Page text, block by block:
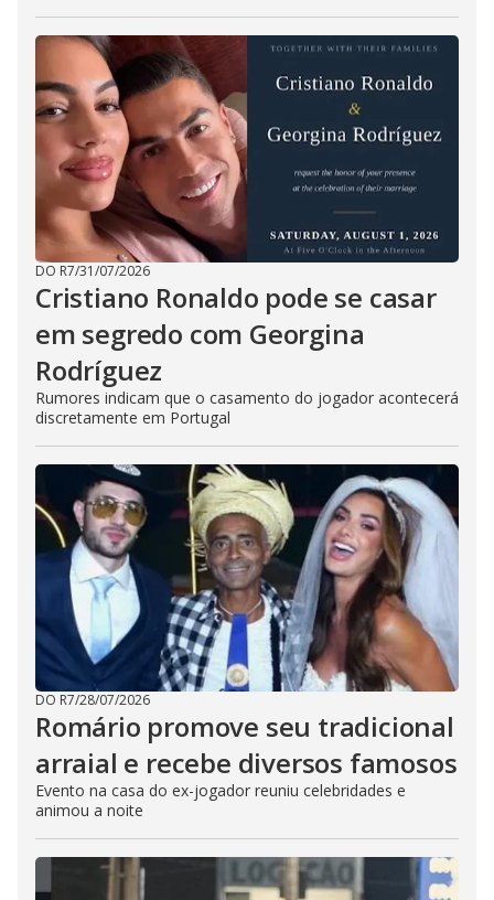
DO R7/31/07/2026
Cristiano Ronaldo pode se casar
em segredo com Georgina
Rodríguez
Rumores indicam que o casamento do jogador acontecerá
discretamente em Portugal
DO R7/28/07/2026
Romário promove seu tradicional
arraial e recebe diversos famosos
Evento na casa do ex-jogador reuniu celebridades e
animou a noite